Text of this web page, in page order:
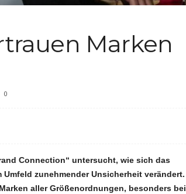
e
Marken
0
Connection“ untersucht, wie sich das
zunehmender Unsicherheit verändert.
aller Größenordnungen, besonders bei